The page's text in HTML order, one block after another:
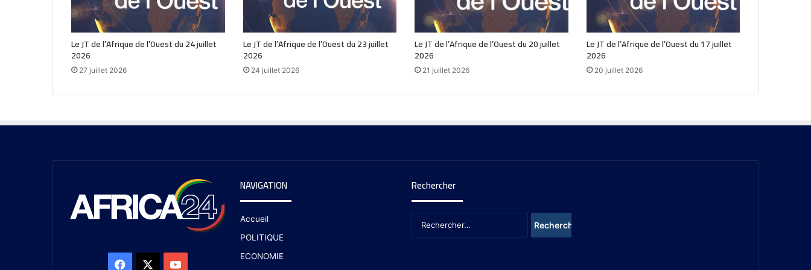
Le JT de l’Afrique de l’Ouest du 24 juillet
2026
27 juillet 2026
Le JT de l’Afrique de l’Ouest du 23 juillet
2026
24 juillet 2026
Le JT de l’Afrique de l’Ouest du 20 juillet
2026
21 juillet 2026
Le JT de l’Afrique de l’Ouest du 17 juillet
2026
20 juillet 2026
NAVIGATION
Accueil
POLITIQUE
ECONOMIE
Rechercher